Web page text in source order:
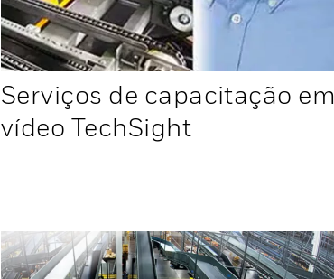
Serviços de capacitação em
vídeo TechSight